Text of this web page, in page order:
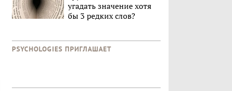
угадать значение хотя
бы 3 редких слов?
PSYCHOLOGIES ПРИГЛАШАЕТ